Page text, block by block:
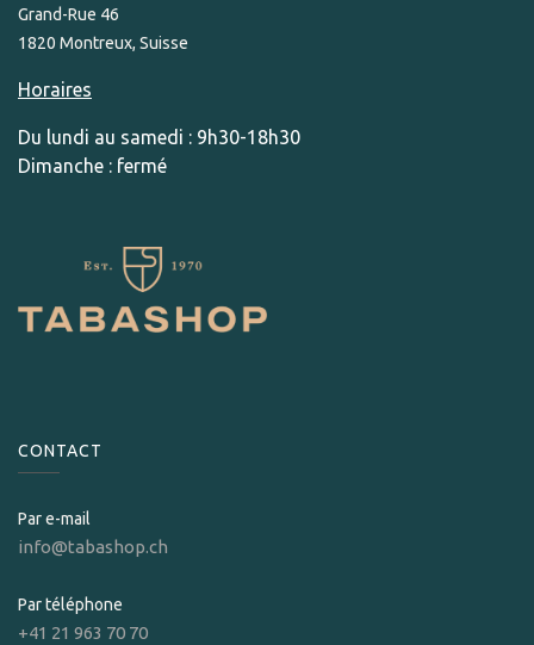
Grand-Rue 46
1820 Montreux, Suisse
Horaires
Du lundi au samedi : 9h30-18h30
Dimanche : fermé
CONTACT
Par e-mail
info@tabashop.ch
Par téléphone
+41 21 963 70 70